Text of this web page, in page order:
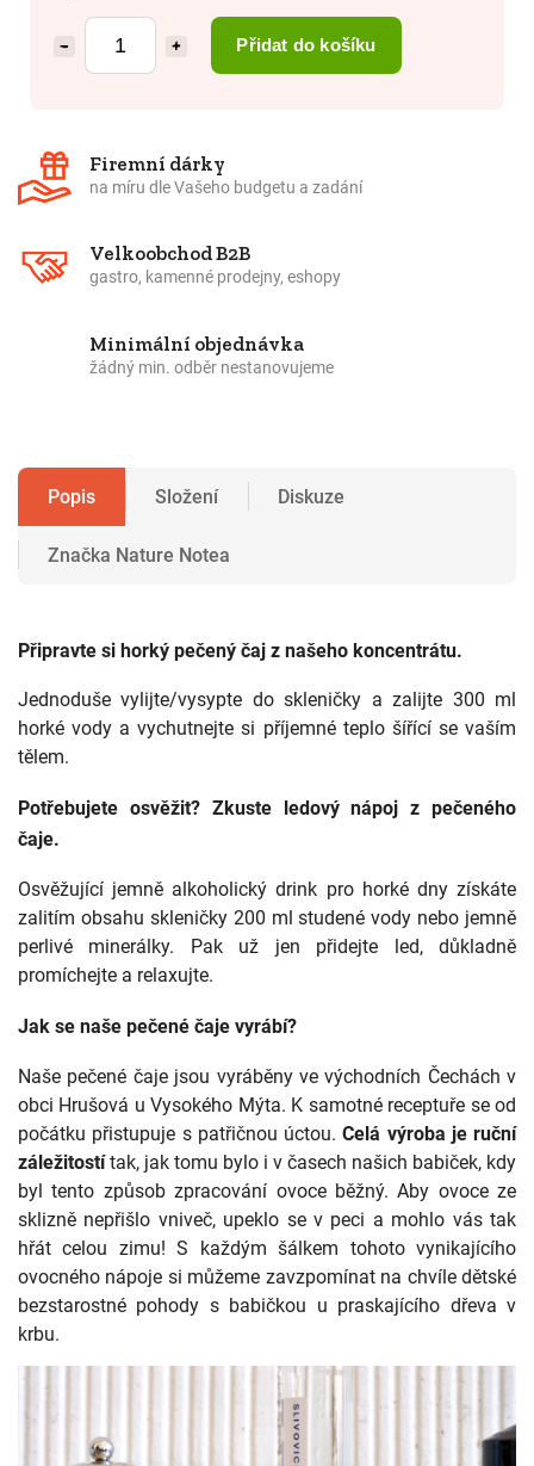
+
− Přidat do košíku
Firemní dárky
na míru dle Vašeho budgetu a zadání
Velkoobchod B2B
gastro, kamenné prodejny, eshopy
Minimální objednávka
žádný min. odběr nestanovujeme
Popis Složení Diskuze
Značka Nature Notea
Připravte si horký pečený čaj z našeho koncentrátu.
Jednoduše vylijte/vysypte do skleničky a zalijte 300 ml
horké vody a vychutnejte si příjemné teplo šířící se vaším
tělem.
Potřebujete osvěžit? Zkuste ledový nápoj z pečeného
čaje.
Osvěžující jemně alkoholický drink pro horké dny získáte
zalitím obsahu skleničky 200 ml studené vody nebo jemně
perlivé minerálky. Pak už jen přidejte led, důkladně
promíchejte a relaxujte.
Jak se naše pečené čaje vyrábí?
Naše pečené čaje jsou vyráběny ve východních Čechách v
obci Hrušová u Vysokého Mýta. K samotné receptuře se od
počátku přistupuje s patřičnou úctou.Celá výroba je ruční
záležitostítak, jak tomu bylo i v časech našich babiček, kdy
byl tento způsob zpracování ovoce běžný. Aby ovoce ze
sklizně nepřišlo vniveč, upeklo se v peci a mohlo vás tak
hřát celou zimu! S každým šálkem tohoto vynikajícího
ovocného nápoje si můžeme zavzpomínat na chvíle dětské
bezstarostné pohody s babičkou u praskajícího dřeva v
krbu.